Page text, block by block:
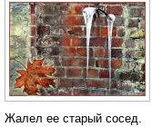
Жалел ее старый сосед.